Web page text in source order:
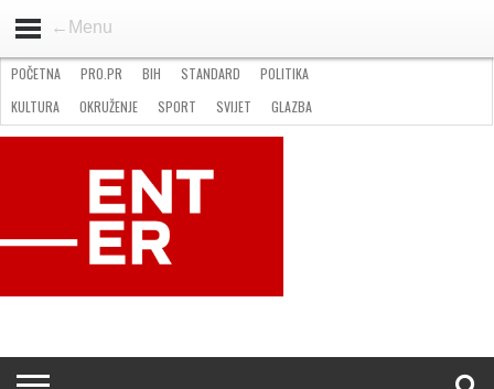
←Menu
STANDARD
GOSPODARSTVO
OKRUŽENJE
POČETNA PRO.PR BIH STANDARD
POLITIKA
KULTURA
OKRUŽENJE SPORT SVIJET
GLAZBA
NATJEČAJI
FILMING LOCATION IN BH KONTAKT